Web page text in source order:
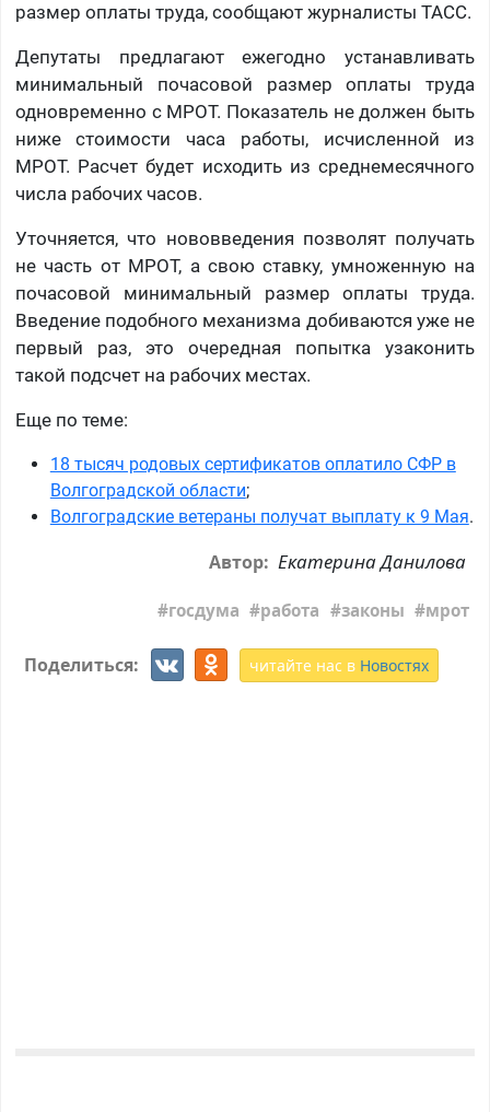
размер оплаты труда, сообщают журналисты ТАСС.
Депутаты предлагают ежегодно устанавливать
минимальный почасовой размер оплаты труда
одновременно с МРОТ. Показатель не должен быть
ниже стоимости часа работы, исчисленной из
МРОТ. Расчет будет исходить из среднемесячного
числа рабочих часов.
Уточняется, что нововведения позволят получать
не часть от МРОТ, а свою ставку, умноженную на
почасовой минимальный размер оплаты труда.
Введение подобного механизма добиваются уже не
первый раз, это очередная попытка узаконить
такой подсчет на рабочих местах.
Еще по теме:
18 тысяч родовых сертификатов оплатило СФР в
Волгоградской области;
Волгоградские ветераны получат выплату к 9 Мая.
Автор: Екатерина Данилова
госдума работа законы мрот
Поделиться: читайте нас в Новостях